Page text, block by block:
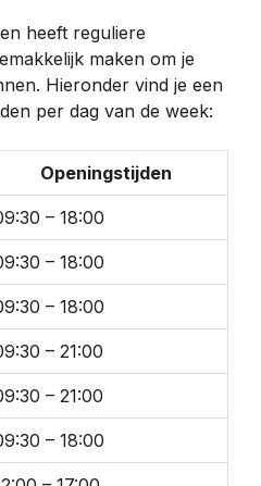
heeft reguliere
maken om je
Hieronder vind je een
per dag van de week:
Openingstijden
– 18:00
– 18:00
– 18:00
– 21:00
– 21:00
– 18:00